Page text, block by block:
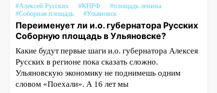
#Алексей Русских
#КПРФ
#площадь ленина
#Соборная площадь
#Ульяновск
Переименует ли и.о. губернатора Русских
Соборную площадь в Ульяновске?
Какие будут первые шаги и.о. губернатора Алексея
Русских в регионе пока сказать сложно.
Ульяновскую экономику не поднимешь одним
словом «Поехали». А 16 лет мы